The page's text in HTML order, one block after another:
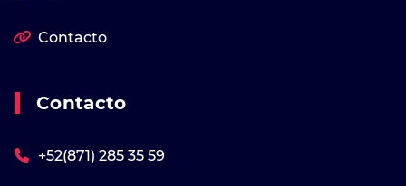
Contacto
Contacto
+52(871) 285 35 59